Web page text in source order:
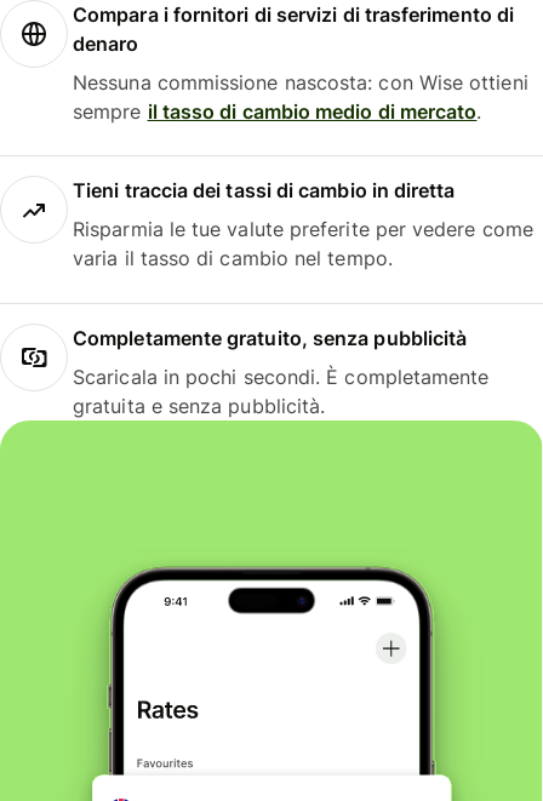
Compara i fornitori di servizi di trasferimento di
denaro
Nessuna commissione nascosta: con Wise ottieni
sempre il tasso di cambio medio di mercato.
Tieni traccia dei tassi di cambio in diretta
Risparmia le tue valute preferite per vedere come
varia il tasso di cambio nel tempo.
Completamente gratuito, senza pubblicità
Scaricala in pochi secondi. È completamente
gratuita e senza pubblicità.